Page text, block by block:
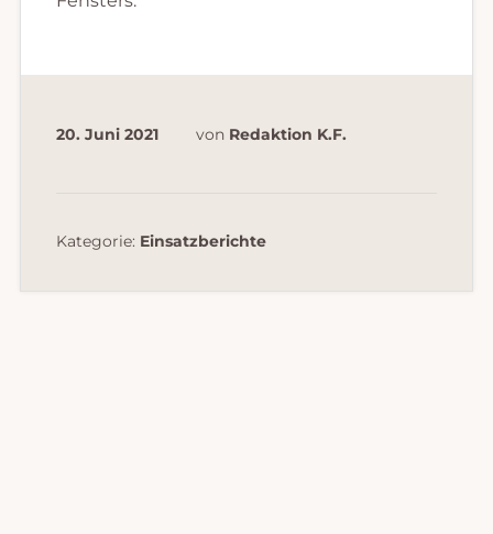
20. Juni 2021 von Redaktion K.F.
Kategorie: Einsatzberichte